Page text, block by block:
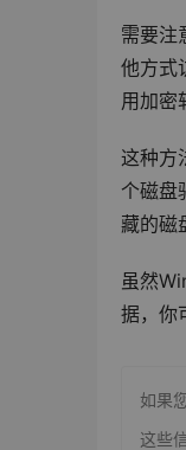
需要注
他方式
用加密
这种方
个磁盘
藏的磁
虽然
据，你
如果
这些